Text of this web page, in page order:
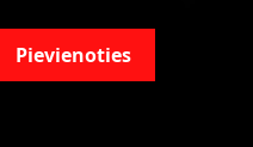
Pievienoties